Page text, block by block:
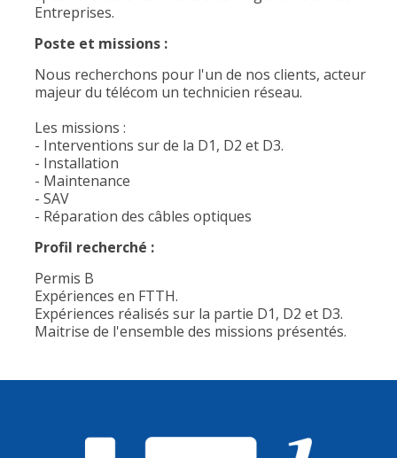
Entreprises.
Poste et missions :
Nous recherchons pour l'un de nos clients, acteur
majeur du télécom un technicien réseau.
Les missions :
- Interventions sur de la D1, D2 et D3.
- Installation
- Maintenance
- SAV
- Réparation des câbles optiques
Profil recherché :
Permis B
Expériences en FTTH.
Expériences réalisés sur la partie D1, D2 et D3.
Maitrise de l'ensemble des missions présentés.